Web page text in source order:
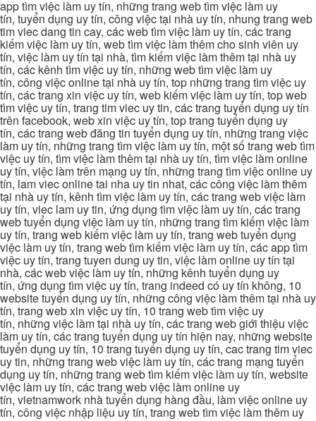
app tìm việc làm uy tín, những trang web tìm việc làm uy
tín, tuyển dụng uy tín, công việc tại nhà uy tín, nhung trang web
tim viec dang tin cay, các web tìm việc làm uy tín, các trang
kiếm việc làm uy tín, web tìm việc làm thêm cho sinh viên uy
tín, việc làm uy tín tại nhà, tìm kiếm việc làm thêm tại nhà uy
tín, các kênh tìm việc uy tín, những web tìm việc làm uy
tín, công việc online tại nhà uy tín, top những trang tìm việc uy
tín, các trang xin việc uy tín, web kiếm việc làm uy tín, top web
tìm việc uy tín, trang tim viec uy tin, các trang tuyển dụng uy tín
trên facebook, web xin việc uy tín, top trang tuyển dụng uy
tín, các trang web đăng tin tuyển dụng uy tín, những trang việc
làm uy tín, những trang tìm việc làm uy tín, một số trang web tìm
việc uy tín, tìm việc làm thêm tại nhà uy tín, tìm việc làm online
uy tín, việc làm trên mạng uy tín, những trang tìm việc online uy
tín, lam viec online tai nha uy tin nhat, các công việc làm thêm
tại nhà uy tín, kênh tìm việc làm uy tín, các trang web việc làm
uy tín, viec lam uy tin, ứng dụng tìm việc làm uy tín, các trang
web tuyển dụng việc làm uy tín, những trang tìm kiếm việc làm
uy tín, trang web kiếm việc làm uy tín, trang web tuyển dụng
việc làm uy tín, trang web tìm kiếm việc làm uy tín, các app tìm
việc uy tín, trang tuyen dung uy tin, việc làm online uy tín tại
nhà, các web việc làm uy tín, những kênh tuyển dụng uy
tín, ứng dụng tìm việc uy tín, trang indeed có uy tín không, 10
website tuyển dụng uy tín, những công việc làm thêm tại nhà uy
tín, trang web xin việc uy tín, 10 trang web tìm việc uy
tín, những việc làm tại nhà uy tín, các trang web giới thiệu việc
làm uy tín, các trang tuyển dụng uy tín hiện nay, những website
tuyển dụng uy tín, 10 trang tuyển dụng uy tín, cac trang tim viec
uy tin, những trang web việc làm uy tín, các trang mạng tuyển
dụng uy tín, những trang web tìm kiếm việc làm uy tín, website
việc làm uy tín, các trang web việc làm online uy
tín, vietnamwork nhà tuyển dụng hàng đầu, làm việc online uy
tín, công việc nhập liệu uy tín, trang web tìm việc làm thêm uy